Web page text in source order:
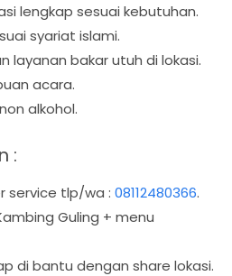
lengkap sesuai kebutuhan.
syariat islami.
layanan bakar utuh di lokasi.
acara.
alkohol.
:
service tlp/wa : 08112480366.
Guling + menu
di bantu dengan share lokasi.